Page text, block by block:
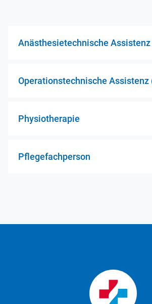
Anästhesietechnische Assistenz
Operationstechnische Assistenz
Physiotherapie
Pflegefachperson